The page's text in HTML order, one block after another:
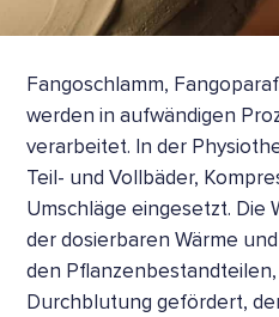
Fangoschlamm,
werden in aufwändigen
verarbeitet. In der
Teil- und Vollbäder,
Umschläge eingesetzt. Die
der dosierbaren Wärme
den
Durchblutung gefördert,